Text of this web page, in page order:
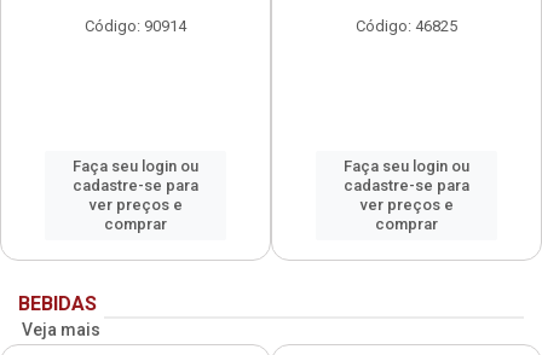
Código: 90914
Faça seu login ou
cadastre-se para
ver preços e
comprar
Código: 46825
Faça seu login ou
cadastre-se para
ver preços e
comprar
BEBIDAS
Veja mais